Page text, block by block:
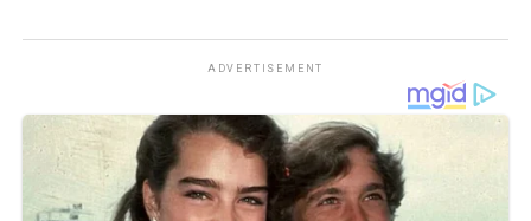
ADVERTISEMENT